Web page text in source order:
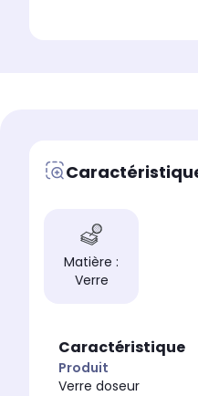
Matière :
Verre
Caractéristique
Produit
Verre doseur